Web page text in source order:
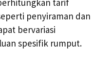
tarif
penyiraman dan
bervariasi
spesifik rumput.